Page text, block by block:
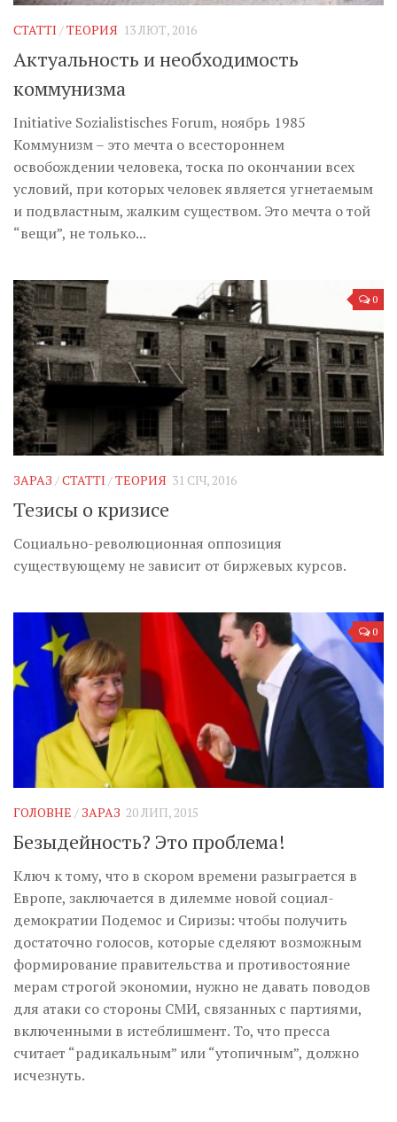
СТАТТІ /ТЕОРИЯ 13 ЛЮТ, 2016
Актуальность и необходимость
коммунизма
Initiative Sozialistisches Forum, ноябрь 1985
Коммунизм – это мечта о всестороннем
освобождении человека, тоска по окончании всех
условий, при которых человек является угнетаемым
и подвластным, жалким существом. Это мечта о той
“вещи”, не только...
0
ЗАРАЗ /СТАТТІ /ТЕОРИЯ 31 СІЧ, 2016
Тезисы о кризисе
Социально-революционная оппозиция
существующему не зависит от биржевых курсов.
0
ГОЛОВНЕ / ЗАРАЗ 20 ЛИП, 2015
Безыдейность? Это проблема!
Ключ к тому, что в скором времени разыграется в
Европе, заключается в дилемме новой социал-
демократии Подемос и Сиризы: чтобы получить
достаточно голосов, которые сделяют возможным
формирование правительства и противостояние
мерам строгой экономии, нужно не давать поводов
для атаки со стороны СМИ, связанных с партиями,
включенными в истеблишмент. То, что пресса
считает “радикальным” или “утопичным”, должно
исчезнуть.